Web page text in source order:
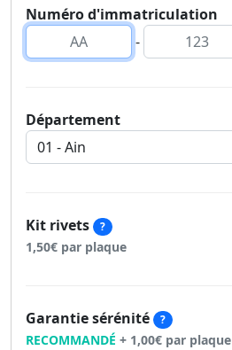
Numéro d'immatriculation
-
Département
Kit rivets ?
1,50€ par plaque
Garantie sérénité ?
RECOMMANDÉ + 1,00€ par plaque